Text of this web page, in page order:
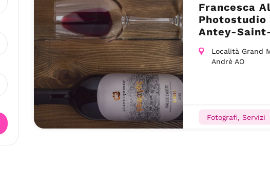
Francesca
Photostudio
Antey-
Località Grand
Andrè AO
Fotografi, Servizi